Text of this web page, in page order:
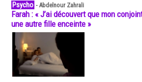
Psycho -Abdelnour Zahrali
Farah : « J’ai découvert que mon
une autre fille enceinte »